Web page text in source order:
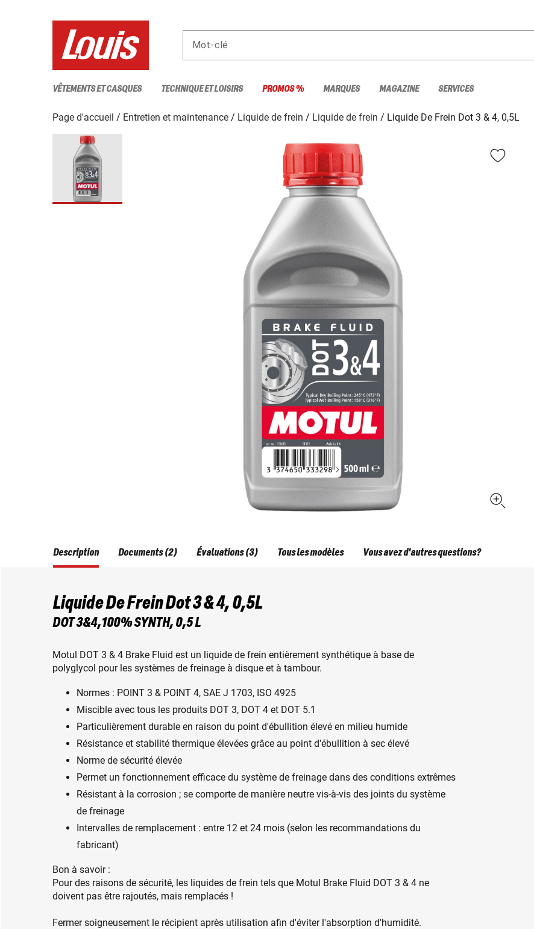
Mot-clé
VÊTEMENTS ET CASQUES TECHNIQUE ET LOISIRS PROMOS % MARQUES MAGAZINE SERVICES
Page d'accueil Entretien et maintenance Liquide de frein Liquide de frein
Liquide De Frein Dot 3 & 4, 0,5L
Description
Liquide De Frein Dot 3 & 4, 0,5L
DOT 3&4,100% SYNTH, 0,5 L
Motul DOT 3 & 4 Brake Fluid est un liquide de frein entièrement synthétique à base de
polyglycol pour les systèmes de freinage à disque et à tambour.
Normes : POINT 3 & POINT 4, SAE J 1703, ISO 4925
Miscible avec tous les produits DOT 3, DOT 4 et DOT 5.1
Particulièrement durable en raison du point d'ébullition élevé en milieu humide
Résistance et stabilité thermique élevées grâce au point d'ébullition à sec élevé
Norme de sécurité élevée
Permet un fonctionnement efficace du système de freinage dans des conditions extrêmes
Résistant à la corrosion ; se comporte de manière neutre vis-à-vis des joints du système
de freinage
Intervalles de remplacement : entre 12 et 24 mois (selon les recommandations du
fabricant)
Bon à savoir :
Pour des raisons de sécurité, les liquides de frein tels que Motul Brake Fluid DOT 3 & 4 ne
doivent pas être rajoutés, mais remplacés !
Fermer soigneusement le récipient après utilisation afin d'éviter l'absorption d'humidité.
Documents (2) Évaluations (3) Tous les modèles Vous avez d'autres questions?